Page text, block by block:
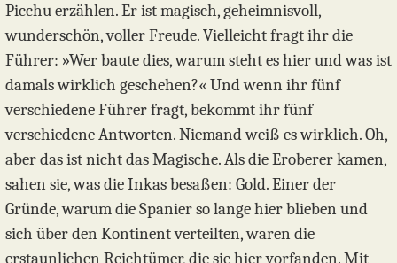
Picchu erzählen. Er ist magisch, geheimnisvoll,
wunderschön, voller Freude. Vielleicht fragt ihr die
Führer: »Wer baute dies, warum steht es hier und was ist
damals wirklich geschehen?« Und wenn ihr fünf
verschiedene Führer fragt, bekommt ihr fünf
verschiedene Antworten. Niemand weiß es wirklich. Oh,
aber das ist nicht das Magische. Als die Eroberer kamen,
sahen sie, was die Inkas besaßen: Gold. Einer der
Gründe, warum die Spanier so lange hier blieben und
sich über den Kontinent verteilten, waren die
erstaunlichen Reichtümer, die sie hier vorfanden. Mit